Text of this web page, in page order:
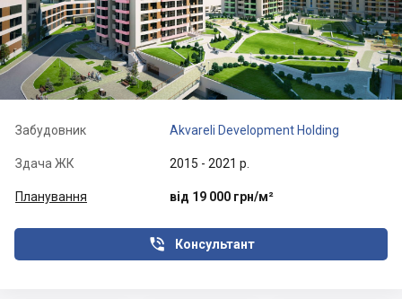
Забудовник Akvareli Development Holding
Здача ЖК 2015 - 2021 р.
Планування від 19 000 грн/м²
Консультант
